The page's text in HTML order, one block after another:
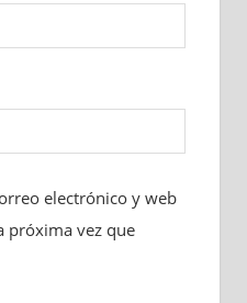
electrónico y web
próxima vez que